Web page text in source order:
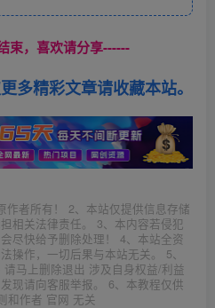
束，喜欢请分享------
多精彩文章请收藏本站。
作者所有！ 2、本站仅提供信息存储
相关法律责任。 3、本内容若侵犯
尽快给予删除处理！ 4、本站全资
操作，一切后果与本站无关。 5、
马上删除退出 涉及自身权益/利益
现请向客服举报。 6、本教程仅供
和作者 官网 无关